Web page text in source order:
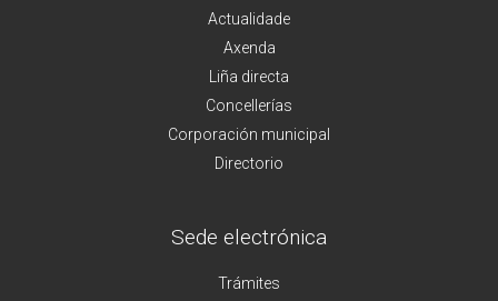
Actualidade
Axenda
Liña directa
Concellerías
Corporación municipal
Directorio
Sede electrónica
Trámites